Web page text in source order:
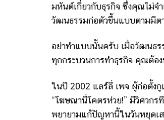
มหันต์เกี่ยวกับธุรกิจ ซึ่งคุณไม่จ
วัฒนธรรมก่อตัวขึ้นแบบตามมีต
อย่าทำแบบนั้นครับ เมื่อวัฒนธ
ทุกกระบวนการทำธุรกิจ คุณต้อ
ในปี 2002 แลร์ลี่ เพจ ผู้ก่อตั้งกู
“โฆษณานี่โคตรห่วย!” มีวิศวก
พยายามแก้ปัญหานี้ในวันหยุดเส